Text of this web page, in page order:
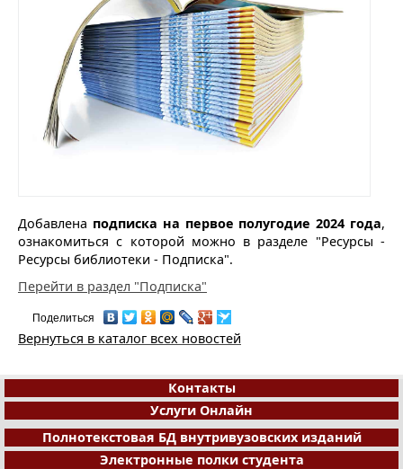
Добавлена подписка на первое полугодие 2024 года,
ознакомиться с которой можно в разделе "Ресурсы -
Ресурсы библиотеки - Подписка".
Перейти в раздел "Подписка"
Поделиться
Вернуться в каталог всех новостей
Контакты
Услуги Онлайн
Полнотекстовая БД внутривузовских изданий
Электронные полки студента